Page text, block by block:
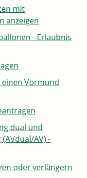
mit
anzeigen
- Erlaubnis
Vormund
dual und
AV) -
oder verlängern